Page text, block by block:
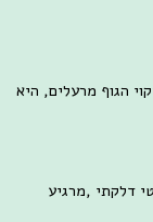
הגוף מרעלים, היא
דלקתי ,מרגיע